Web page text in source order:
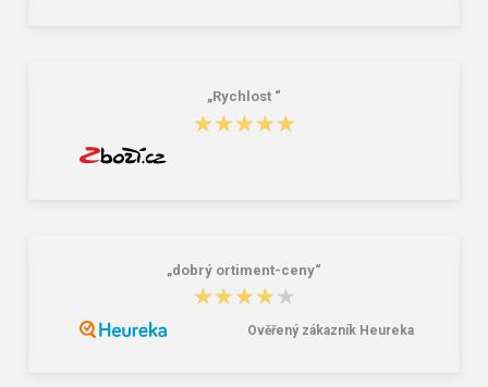
„Rychlost “
★★★★★
★★★★★
„dobrý ortiment-ceny“
★★★★★
★★★★★
Ověřený zákazník Heureka